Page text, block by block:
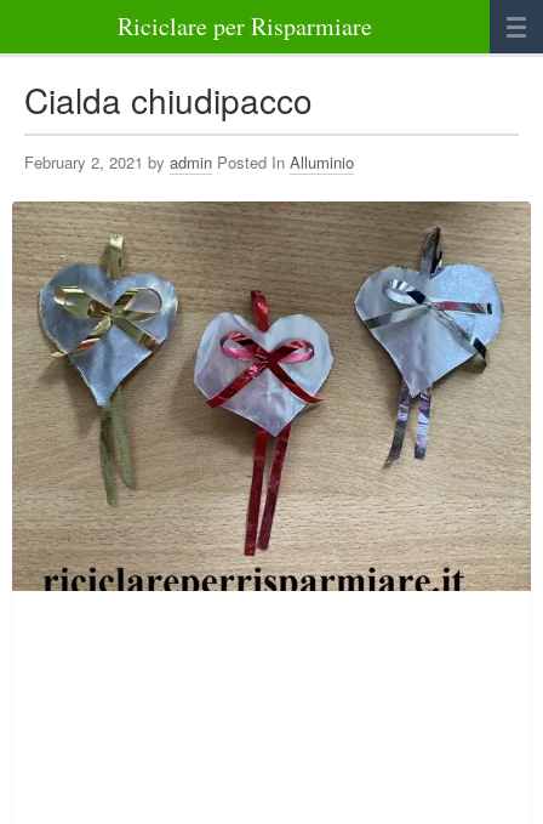
Riciclare per Risparmiare
Bellezza Benessere e Salute
Abbigliamento e Accessori
Varie
Cialda chiudipacco
February 2, 2021 by admin Posted In Alluminio